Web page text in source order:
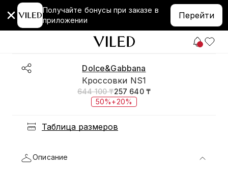
Получайте бонусы при заказе в
приложении
Перейти
Dolce&Gabbana
Кроссовки NS1
644 100 ₸257 640 ₸
50%+20%
Таблица размеров
Описание